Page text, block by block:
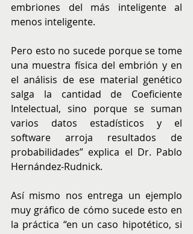
embriones del más inteligente al
menos inteligente.
Pero esto no sucede porque se tome
una muestra física del embrión y en
el análisis de ese material genético
salga la cantidad de Coeficiente
Intelectual, sino porque se suman
varios datos estadísticos y el
software arroja resultados de
probabilidades” explica el Dr. Pablo
Hernández-Rudnick.
Así mismo nos entrega un ejemplo
muy gráfico de cómo sucede esto en
la práctica “en un caso hipotético, si